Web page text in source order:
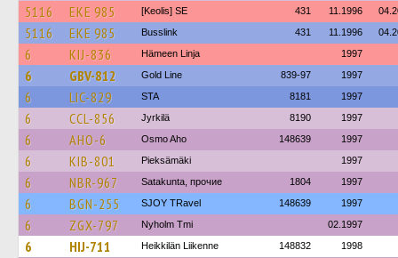
5116 EKE 985 [Keolis] SE 431 11.1996
5116 EKE 985 Busslink 431 11.1996
6 KIJ-836 Hämeen Linja 1997
6 GBV-812 Gold Line 839-97 1997
6 LIC-829 STA 8181 1997
6 CCL-856 Jyrkilä 8190 1997
6 AHO-6 Osmo Aho 148639 1997
6 KIB-801 Pieksämäki 1997
6 NBR-967 Satakunta, прочие 1804 1997
6 BGN-255 SJOY TRavel 148639 1997
6 ZGX-797 Nyholm Tmi 02.1997
6 HIJ-711 Heikkilän Liikenne 148832 1998